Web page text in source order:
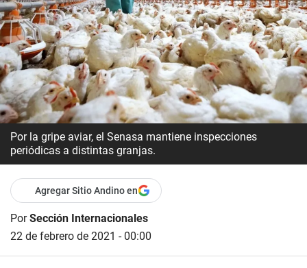
Por la gripe aviar, el Senasa mantiene inspecciones
periódicas a distintas granjas.
Agregar Sitio Andino en
PorSección Internacionales
22 de febrero de 2021 - 00:00